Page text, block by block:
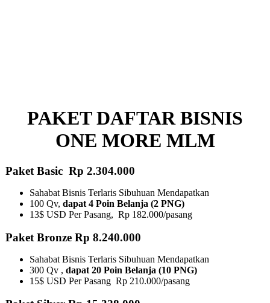
PAKET DAFTAR BISNIS
ONE MORE MLM
Paket Basic Rp 2.304.000
Sahabat Bisnis Terlaris Sibuhuan Mendapatkan
100 Qv, dapat 4 Poin Belanja (2 PNG)
13$ USD Per Pasang, Rp 182.000/pasang
Paket Bronze Rp 8.240.000
Sahabat Bisnis Terlaris Sibuhuan Mendapatkan
300 Qv , dapat 20 Poin Belanja (10 PNG)​
15$ USD Per Pasang Rp 210.000/pasang